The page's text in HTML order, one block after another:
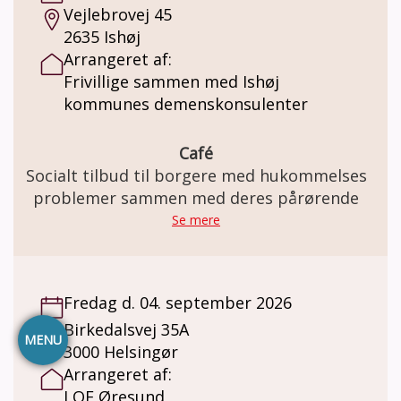
MENU
Vejlebrovej 45
2635 Ishøj
Arrangeret af:
Frivillige sammen med Ishøj
kommunes demenskonsulenter
Café
Socialt tilbud til borgere med hukommelses
problemer sammen med deres pårørende
Se mere
Fredag d. 04. september 2026
Birkedalsvej 35A
3000 Helsingør
Arrangeret af:
LOF Øresund